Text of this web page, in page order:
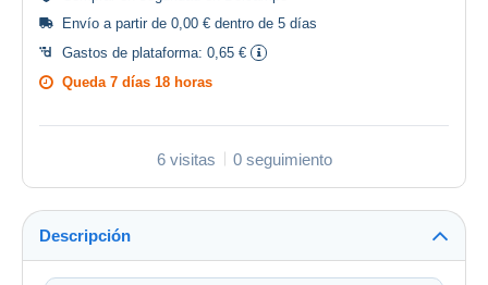
Envío a partir de 0,00 € dentro de 5 días
Gastos de plataforma: 0,65 €
Queda 7 días 18 horas
6 visitas 0 seguimiento
Descripción